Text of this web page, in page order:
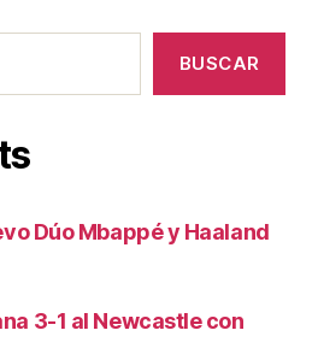
BUSCAR
Dúo Mbappé y Haaland
3-1 al Newcastle con